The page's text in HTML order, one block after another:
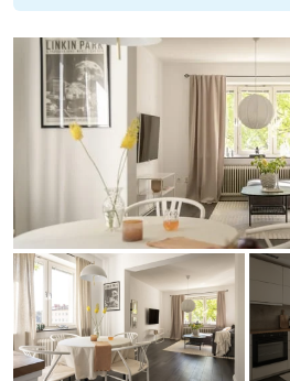
Objektsbeskrivning